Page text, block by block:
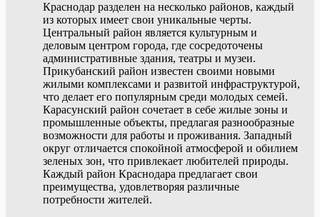
Краснодар разделен на несколько районов, каждый
из которых имеет свои уникальные черты.
Центральный район является культурным и
деловым центром города, где сосредоточены
административные здания, театры и музеи.
Прикубанский район известен своими новыми
жилыми комплексами и развитой инфраструктурой,
что делает его популярным среди молодых семей.
Карасунский район сочетает в себе жилые зоны и
промышленные объекты, предлагая разнообразные
возможности для работы и проживания. Западный
округ отличается спокойной атмосферой и обилием
зеленых зон, что привлекает любителей природы.
Каждый район Краснодара предлагает свои
преимущества, удовлетворяя различные
потребности жителей.